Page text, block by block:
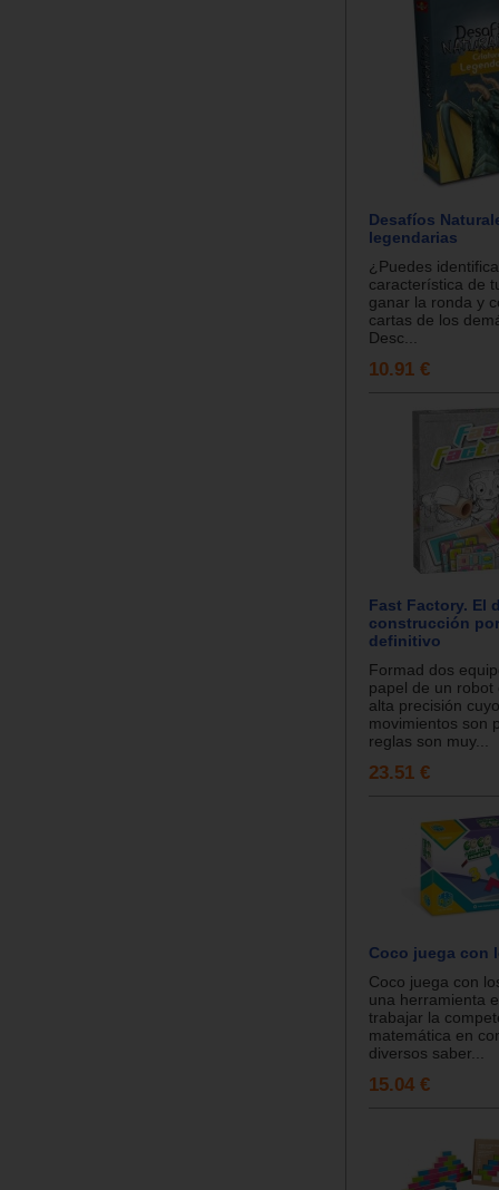
Desafíos
legendarias
¿Puedes
característica de
ganar la ronda y
cartas de los
Desc...
10.91 €
Fast Factory. El
construcción
definitivo
Formad dos
papel de un robot
alta precisión
movimientos son
reglas son muy...
23.51 €
Coco juega con
Coco juega con
una herramienta
trabajar la
matemática en
diversos saber...
15.04 €